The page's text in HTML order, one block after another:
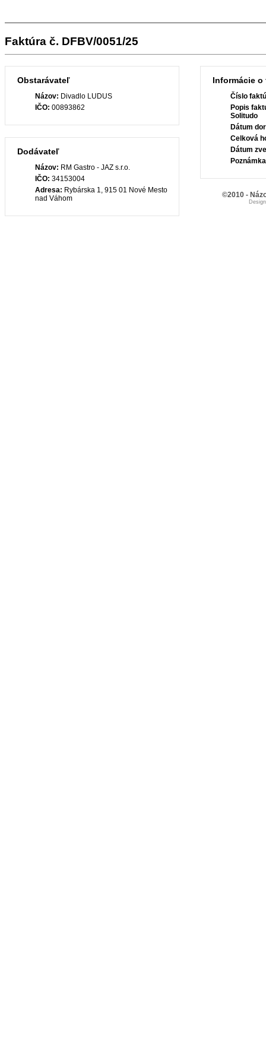
Faktúra č. DFBV/0051/25
Obstarávateľ
Názov: Divadlo LUDUS
IČO: 00893862
Dodávateľ
Názov: RM Gastro - JAZ s.r.o.
IČO: 34153004
Adresa: Rybárska 1, 915 01 Nové Mesto
nad Váhom
Informácie o
Číslo
Popis
Solitudo
Dátum
Celková
Dátum
©2010 -